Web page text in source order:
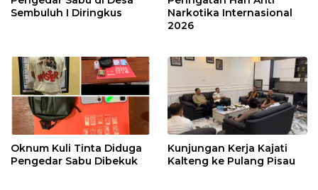
Sembuluh I Diringkus
Narkotika Internasional
2026
Oknum Kuli Tinta Diduga
Pengedar Sabu Dibekuk
Kunjungan Kerja Kajati
Kalteng ke Pulang Pisau